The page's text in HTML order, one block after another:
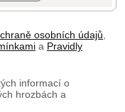
osobních údajů
a Pravidly
informací o
hrozbách a